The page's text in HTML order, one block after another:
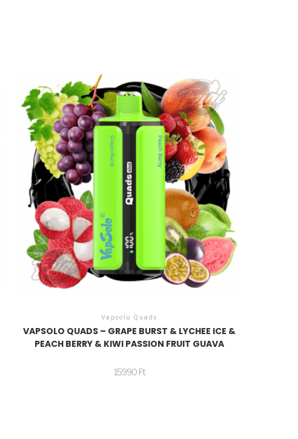
Vapsolo Quads
VAPSOLO QUADS – GRAPE BURST & LYCHEE ICE &
PEACH BERRY & KIWI PASSION FRUIT GUAVA
15990 Ft